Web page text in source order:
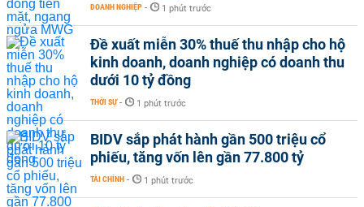
DOANH NGHIỆP - 1 phút trước
Đề xuất miễn 30% thuế thu nhập cho hộ
kinh doanh, doanh nghiệp có doanh thu
dưới 10 tỷ đồng
THỜI SỰ - 1 phút trước
BIDV sắp phát hành gần 500 triệu cổ
phiếu, tăng vốn lên gần 77.800 tỷ
TÀI CHÍNH - 1 phút trước